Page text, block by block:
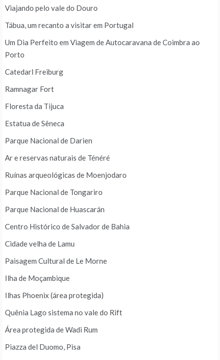
Viajando pelo vale do Douro
Tábua, um recanto a visitar em Portugal
Um Dia Perfeito em Viagem de Autocaravana de Coimbra ao
Porto
Catedarl Freiburg
Ramnagar Fort
Floresta da Tijuca
Estatua de Sêneca
Parque Nacional de Darien
Ar e reservas naturais de Ténéré
Ruínas arqueológicas de Moenjodaro
Parque Nacional de Tongariro
Parque Nacional de Huascarán
Centro Histórico de Salvador de Bahia
Cidade velha de Lamu
Paisagem Cultural de Le Morne
Ilha de Moçambique
Ilhas Phoenix (área protegida)
Quênia Lago sistema no vale do Rift
Área protegida de Wadi Rum
Piazza del Duomo, Pisa